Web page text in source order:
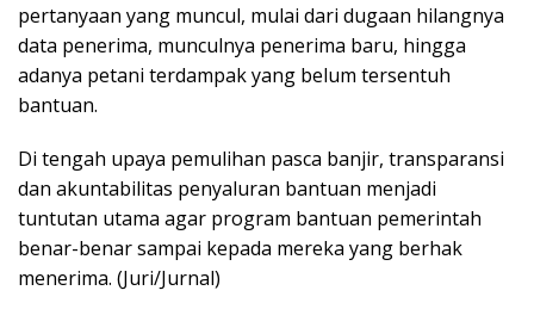
pertanyaan yang muncul, mulai dari dugaan hilangnya
data penerima, munculnya penerima baru, hingga
adanya petani terdampak yang belum tersentuh
bantuan.
Di tengah upaya pemulihan pasca banjir, transparansi
dan akuntabilitas penyaluran bantuan menjadi
tuntutan utama agar program bantuan pemerintah
benar-benar sampai kepada mereka yang berhak
menerima. (Juri/Jurnal)